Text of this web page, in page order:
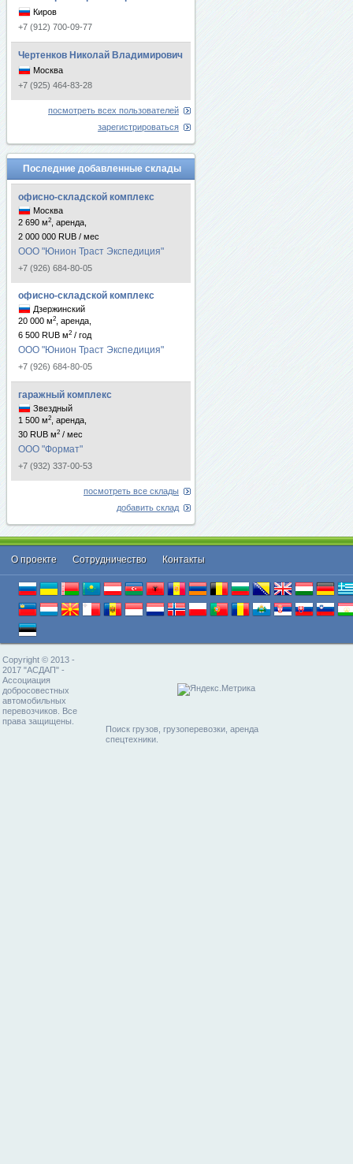
Киров
+7 (912) 700-09-77
Чертенков Николай Владимирович
Москва
+7 (925) 464-83-28
посмотреть всех пользователей
зарегистрироваться
Последние добавленные склады
офисно-складской комплекс
Москва
2 690 м2
, аренда,
2 000 000 RUB / мес
ООО "Юнион Траст Экспедиция"
+7 (926) 684-80-05
офисно-складской комплекс
Дзержинский
20 000 м2
, аренда,
6 500 RUB м2 / год
ООО "Юнион Траст Экспедиция"
+7 (926) 684-80-05
гаражный комплекс
Звездный
1 500 м2
, аренда,
30 RUB м2 / мес
ООО "Формат"
+7 (932) 337-00-53
посмотреть все склады
добавить склад
О проекте Cотрудничество Контакты
Copyright © 2013 -
2017 "АСДАП" -
Ассоциация
добросовестных
автомобильных
перевозчиков. Все
права защищены.
Поиск грузов, грузоперевозки, аренда
спецтехники.